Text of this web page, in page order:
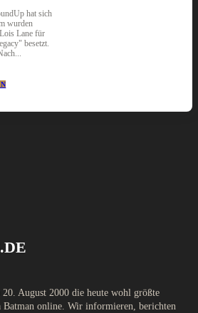
hat sich
wurden
Lane für
besetzt.
Legacy Nach...
August 2000 die heute wohl größte
Batman online. Wir informieren, berichten